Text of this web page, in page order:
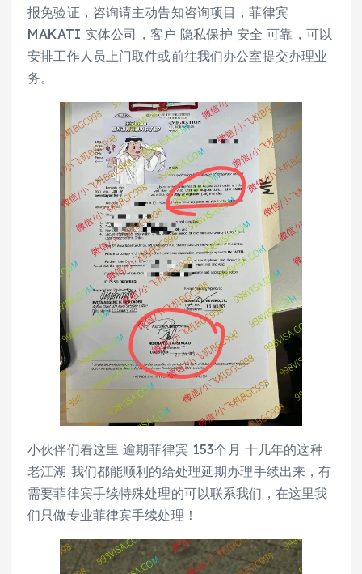
报免验证，咨询请主动告知咨询项目，菲律宾
MAKATI 实体公司，客户 隐私保护 安全 可靠，可以
安排工作人员上门取件或前往我们办公室提交办理业
务。
小伙伴们看这里 逾期菲律宾 153个月 十几年的这种
老江湖 我们都能顺利的给处理延期办理手续出来，有
需要菲律宾手续特殊处理的可以联系我们，在这里我
们只做专业菲律宾手续处理！